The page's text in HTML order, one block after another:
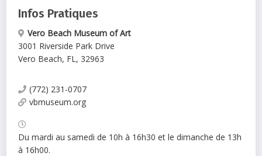
Infos Pratiques
Vero Beach Museum of Art
3001 Riverside Park Drive
Vero Beach, FL , 32963
(772) 231-0707
vbmuseum.org
Du mardi au samedi de 10h à 16h30 et le dimanche de 13h
à 16h00.